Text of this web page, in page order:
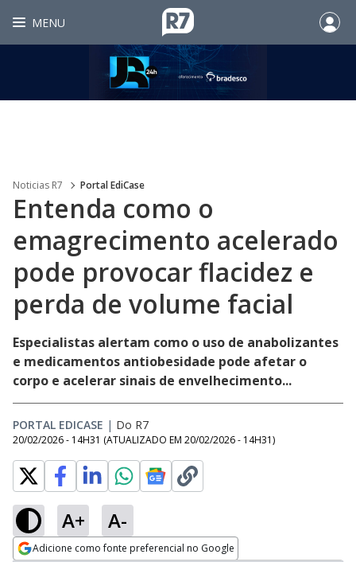
MENU
Noticias R7 Portal EdiCase
Entenda como o
emagrecimento acelerado
pode provocar flacidez e
perda de volume facial
Especialistas alertam como o uso de anabolizantes
e medicamentos antiobesidade pode afetar o
corpo e acelerar sinais de envelhecimento...
PORTAL EDICASE | Do R7
20/02/2026 - 14H31 (ATUALIZADO EM 20/02/2026 - 14H31)
A+ A-
Adicione como fonte preferencial no Google